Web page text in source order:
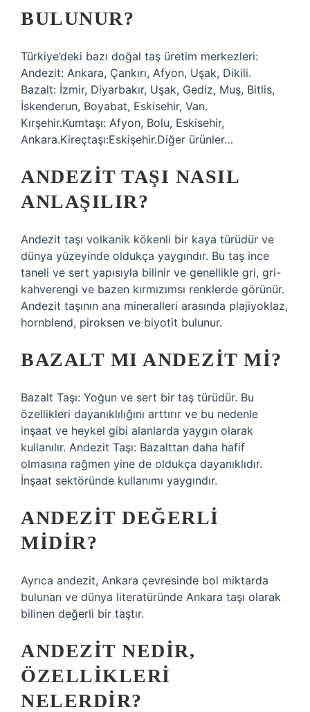
BULUNUR?
Türkiye’deki bazı doğal taş üretim merkezleri:
Andezit: Ankara, Çankırı, Afyon, Uşak, Dikili.
Bazalt: İzmir, Diyarbakır, Uşak, Gediz, Muş, Bitlis,
İskenderun, Boyabat, Eskisehir, Van.
Kırşehir.Kumtaşı: Afyon, Bolu, Eskisehir,
Ankara.Kireçtaşı:Eskişehir.Diğer ürünler…
ANDEZIT TAŞI NASIL
ANLAŞILIR?
Andezit taşı volkanik kökenli bir kaya türüdür ve
dünya yüzeyinde oldukça yaygındır. Bu taş ince
taneli ve sert yapısıyla bilinir ve genellikle gri, gri-
kahverengi ve bazen kırmızımsı renklerde görünür.
Andezit taşının ana mineralleri arasında plajiyoklaz,
hornblend, piroksen ve biyotit bulunur.
BAZALT MI ANDEZIT MI?
Bazalt Taşı: Yoğun ve sert bir taş türüdür. Bu
özellikleri dayanıklılığını arttırır ve bu nedenle
inşaat ve heykel gibi alanlarda yaygın olarak
kullanılır. Andezit Taşı: Bazalttan daha hafif
olmasına rağmen yine de oldukça dayanıklıdır.
İnşaat sektöründe kullanımı yaygındır.
ANDEZIT DEĞERLI
MIDIR?
Ayrıca andezit, Ankara çevresinde bol miktarda
bulunan ve dünya literatüründe Ankara taşı olarak
bilinen değerli bir taştır.
ANDEZIT NEDIR,
ÖZELLIKLERI
NELERDIR?